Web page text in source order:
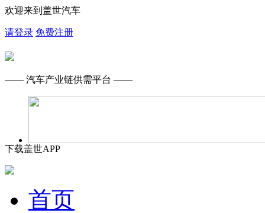
欢迎来到盖世汽车
请登录 免费注册
—— 汽车产业链供需平台 ——
下载盖世APP
首页